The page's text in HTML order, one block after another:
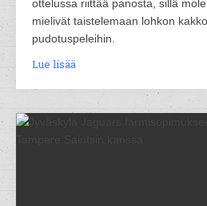
ottelussa riittää panosta, sillä
mielivät taistelemaan lohkon
pudotuspeleihin.
Lue lisää